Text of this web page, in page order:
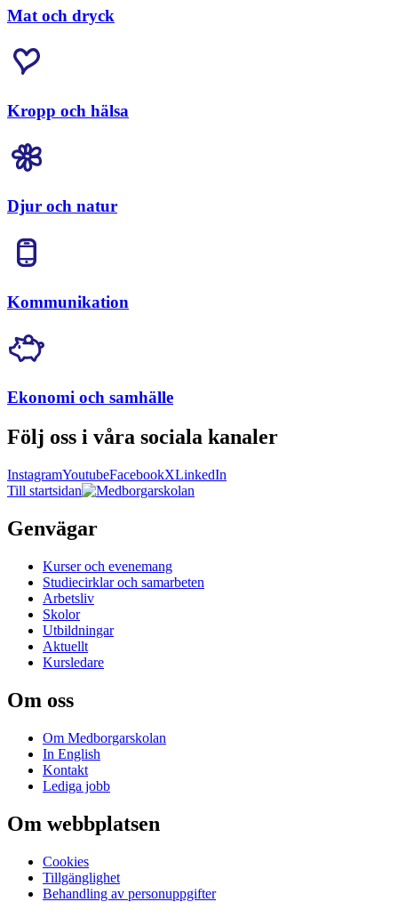
Mat och dryck
Kropp och hälsa
Djur och natur
Kommunikation
Ekonomi och samhälle
Följ oss i våra sociala kanaler
InstagramYoutubeFacebookXLinkedIn
Till startsidan
Genvägar
Kurser och evenemang
Studiecirklar och samarbeten
Arbetsliv
Skolor
Utbildningar
Aktuellt
Kursledare
Om oss
Om Medborgarskolan
In English
Kontakt
Lediga jobb
Om webbplatsen
Cookies
Tillgänglighet
Behandling av personuppgifter